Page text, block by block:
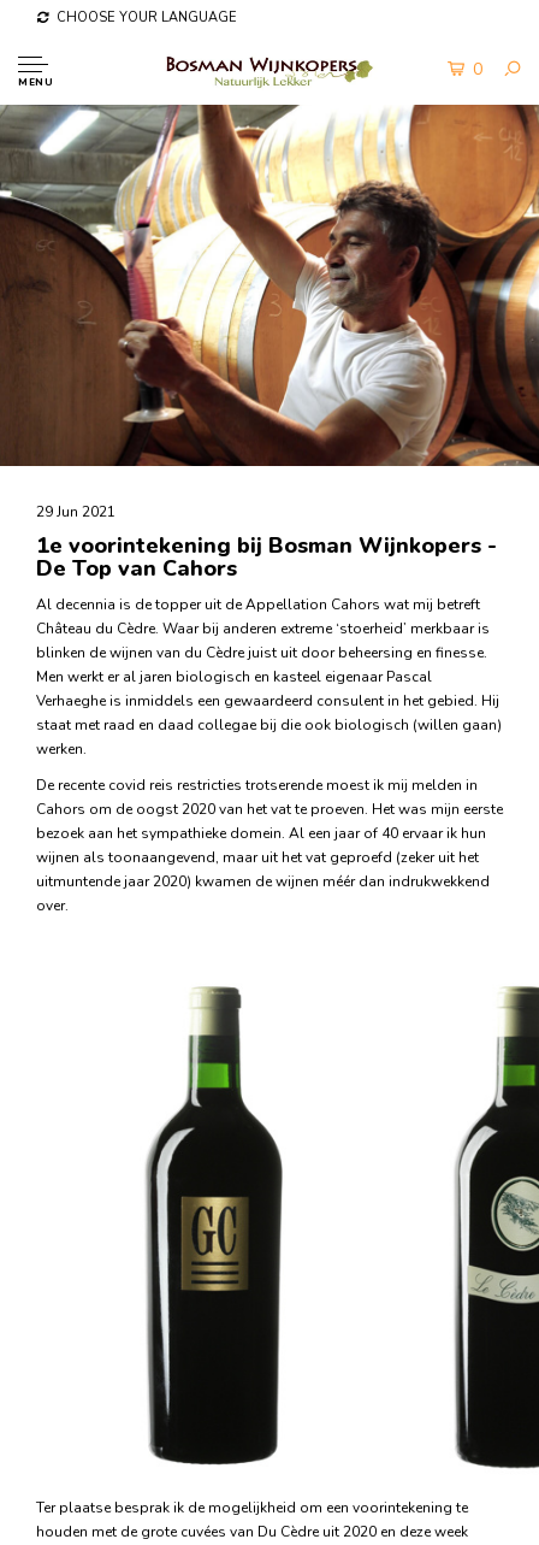
CHOOSE YOUR LANGUAGE
MENU
0
29 Jun 2021
1e voorintekening bij Bosman Wijnkopers -
De Top van Cahors
Al decennia is de topper uit de Appellation Cahors wat mij betreft
Château du Cèdre. Waar bij anderen extreme ‘stoerheid’ merkbaar is
blinken de wijnen van du Cèdre juist uit door beheersing en finesse.
Men werkt er al jaren biologisch en kasteel eigenaar Pascal
Verhaeghe is inmiddels een gewaardeerd consulent in het gebied. Hij
staat met raad en daad collegae bij die ook biologisch (willen gaan)
werken.
De recente covid reis restricties trotserende moest ik mij melden in
Cahors om de oogst 2020 van het vat te proeven. Het was mijn eerste
bezoek aan het sympathieke domein. Al een jaar of 40 ervaar ik hun
wijnen als toonaangevend, maar uit het vat geproefd (zeker uit het
uitmuntende jaar 2020) kwamen de wijnen méér dan indrukwekkend
over.
Ter plaatse besprak ik de mogelijkheid om een voorintekening te
houden met de grote cuvées van Du Cèdre uit 2020 en deze week